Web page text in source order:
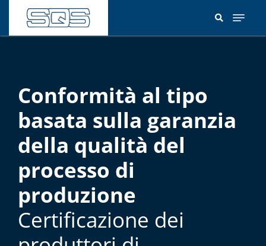
contenuto
Conformità al tipo
basata sulla garanzia
della qualità del
processo di
produzione
Certificazione dei